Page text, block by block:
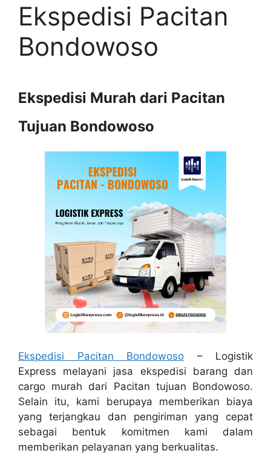
Ekspedisi Pacitan
Bondowoso
Ekspedisi Murah dari Pacitan
Tujuan Bondowoso
Ekspedisi Pacitan Bondowoso – Logistik
Express melayani jasa ekspedisi barang dan
cargo murah dari Pacitan tujuan Bondowoso.
Selain itu, kami berupaya memberikan biaya
yang terjangkau dan pengiriman yang cepat
sebagai bentuk komitmen kami dalam
memberikan pelayanan yang berkualitas.